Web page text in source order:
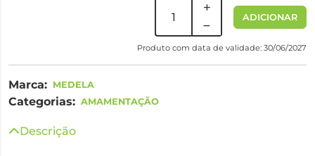
ADICIONAR
Produto com data de validade: 30/06/2027
Marca: MEDELA
Categorias: AMAMENTAÇÃO
Descrição